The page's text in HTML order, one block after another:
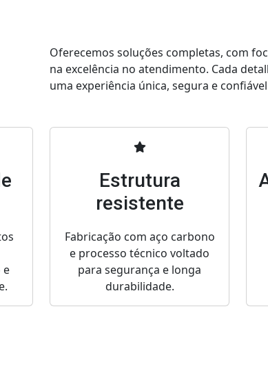
Oferecemos soluções completas, com
na excelência no atendimento. Cada
uma experiência única, segura e
e
Estrutura
resistente
Fabricação com aço carbono
e processo técnico voltado
para segurança e longa
durabilidade.